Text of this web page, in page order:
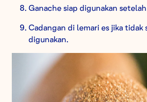
Ganache siap digunakan
Cadangan di lemari es jika tidak
digunakan.